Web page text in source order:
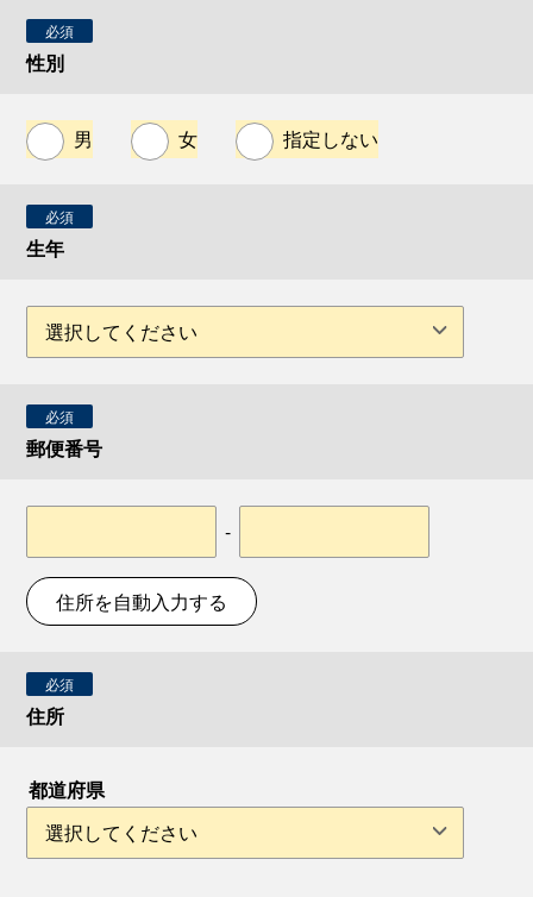
必須
性別
男 女 指定しない
必須
生年
必須
郵便番号
-
住所を自動入力する
必須
住所
都道府県